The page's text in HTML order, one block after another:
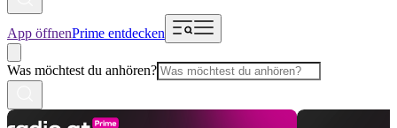
App öffnenPrime entdecken
Was möchtest du anhören?